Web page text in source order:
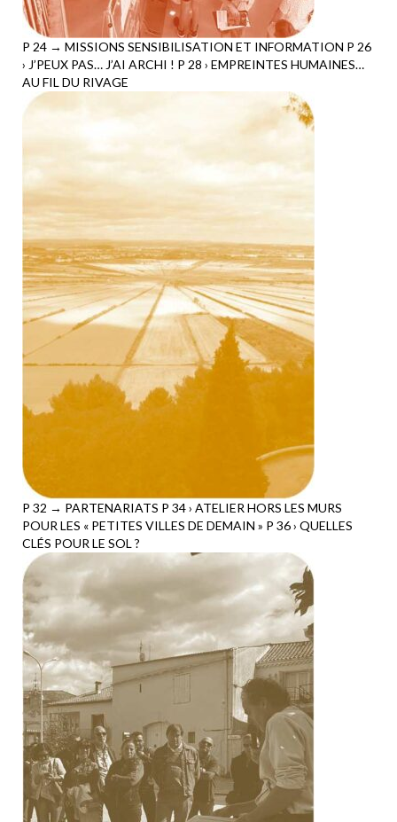
P 24 → MISSIONS SENSIBILISATION ET INFORMATION P 26
› J’PEUX PAS… J’AI ARCHI ! P 28 › EMPREINTES HUMAINES…
AU FIL DU RIVAGE
P 32 → PARTENARIATS P 34 › ATELIER HORS LES MURS
POUR LES « PETITES VILLES DE DEMAIN » P 36 › QUELLES
CLÉS POUR LE SOL ?